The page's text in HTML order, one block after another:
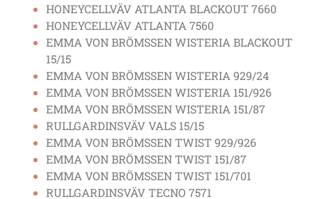
HONEYCELLVÄV ATLANTA BLACKOUT 7660
HONEYCELLVÄV ATLANTA 7560
EMMA VON BRÖMSSEN WISTERIA BLACKOUT
15/15
EMMA VON BRÖMSSEN WISTERIA 929/24
EMMA VON BRÖMSSEN WISTERIA 151/926
EMMA VON BRÖMSSEN WISTERIA 151/87
RULLGARDINSVÄV VALS 15/15
EMMA VON BRÖMSSEN TWIST 929/926
EMMA VON BRÖMSSEN TWIST 151/87
EMMA VON BRÖMSSEN TWIST 151/701
RULLGARDINSVÄV TECNO 7571